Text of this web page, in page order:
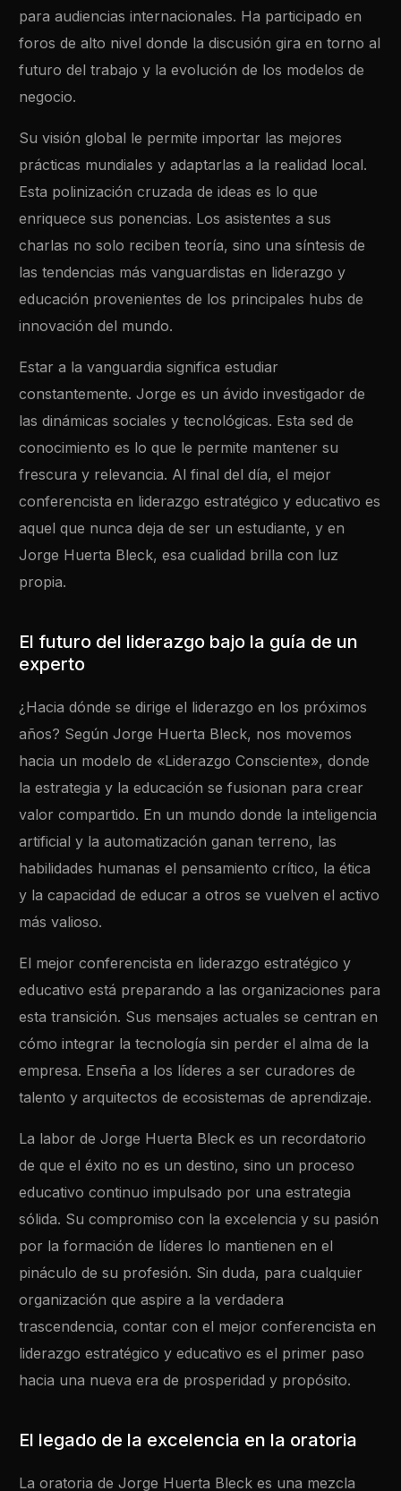
para audiencias internacionales. Ha participado en
foros de alto nivel donde la discusión gira en torno al
futuro del trabajo y la evolución de los modelos de
negocio.
Su visión global le permite importar las mejores
prácticas mundiales y adaptarlas a la realidad local.
Esta polinización cruzada de ideas es lo que
enriquece sus ponencias. Los asistentes a sus
charlas no solo reciben teoría, sino una síntesis de
las tendencias más vanguardistas en liderazgo y
educación provenientes de los principales hubs de
innovación del mundo.
Estar a la vanguardia significa estudiar
constantemente. Jorge es un ávido investigador de
las dinámicas sociales y tecnológicas. Esta sed de
conocimiento es lo que le permite mantener su
frescura y relevancia. Al final del día, el mejor
conferencista en liderazgo estratégico y educativo es
aquel que nunca deja de ser un estudiante, y en
Jorge Huerta Bleck, esa cualidad brilla con luz
propia.
El futuro del liderazgo bajo la guía de un
experto
¿Hacia dónde se dirige el liderazgo en los próximos
años? Según Jorge Huerta Bleck, nos movemos
hacia un modelo de «Liderazgo Consciente», donde
la estrategia y la educación se fusionan para crear
valor compartido. En un mundo donde la inteligencia
artificial y la automatización ganan terreno, las
habilidades humanas el pensamiento crítico, la ética
y la capacidad de educar a otros se vuelven el activo
más valioso.
El mejor conferencista en liderazgo estratégico y
educativo está preparando a las organizaciones para
esta transición. Sus mensajes actuales se centran en
cómo integrar la tecnología sin perder el alma de la
empresa. Enseña a los líderes a ser curadores de
talento y arquitectos de ecosistemas de aprendizaje.
La labor de Jorge Huerta Bleck es un recordatorio
de que el éxito no es un destino, sino un proceso
educativo continuo impulsado por una estrategia
sólida. Su compromiso con la excelencia y su pasión
por la formación de líderes lo mantienen en el
pináculo de su profesión. Sin duda, para cualquier
organización que aspire a la verdadera
trascendencia, contar con el mejor conferencista en
liderazgo estratégico y educativo es el primer paso
hacia una nueva era de prosperidad y propósito.
El legado de la excelencia en la oratoria
La oratoria de Jorge Huerta Bleck es una mezcla